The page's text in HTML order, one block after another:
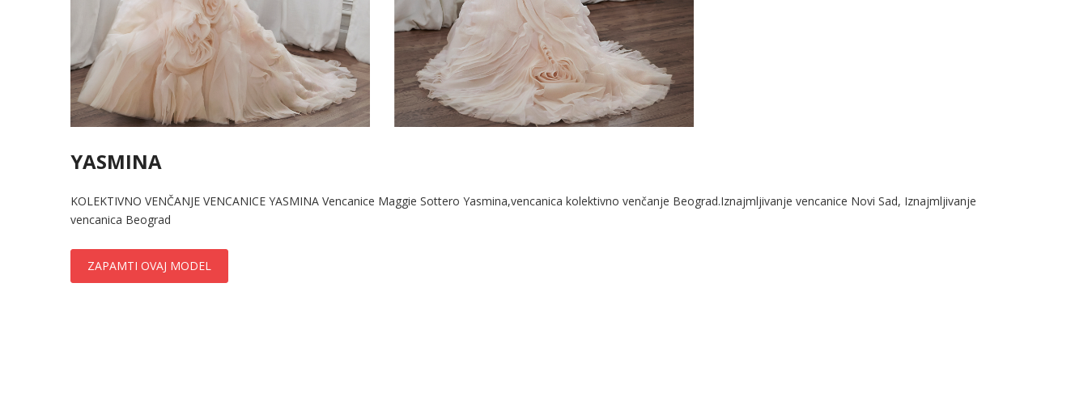
YASMINA
KOLEKTIVNO VENČANJE VENCANICE YASMINA Vencanice Maggie Sottero Yasmina,vencanica kolektivno venčanje Beograd.Iznajmljivanje vencanice Novi Sad, Iznajmljivanje
vencanica Beograd
ZAPAMTI OVAJ MODEL